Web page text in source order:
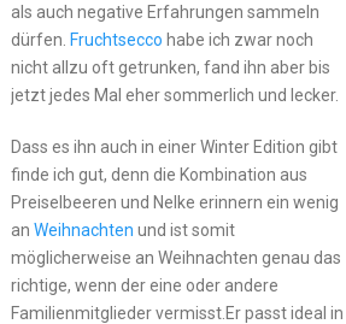
als auch negative Erfahrungen sammeln
dürfen. Fruchtsecco habe ich zwar noch
nicht allzu oft getrunken, fand ihn aber bis
jetzt jedes Mal eher sommerlich und lecker.
Dass es ihn auch in einer Winter Edition gibt
finde ich gut, denn die Kombination aus
Preiselbeeren und Nelke erinnern ein wenig
an Weihnachten und ist somit
möglicherweise an Weihnachten genau das
richtige, wenn der eine oder andere
Familienmitglieder vermisst.Er passt ideal in